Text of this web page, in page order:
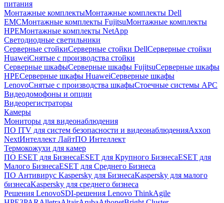
питания
Монтажные комплектыМонтажные комплекты Dell
EMCМонтажные комплекты FujitsuМонтажные комплекты
HPEМонтажные комплекты NetApp
Светодиодные светильники
Серверные стойкиСерверные стойки DellСерверные стойки
HuaweiСнятые с производства стойки
Серверные шкафыСерверные шкафы FujitsuСерверные шкафы
HPEСерверные шкафы HuaweiСерверные шкафы
LenovoСнятые с производства шкафыСтоечные системы APC
Видеодомофоны и опции
Видеорегистраторы
Камеры
Мониторы для видеонаблюдения
ПО ITV для систем безопасности и видеонаблюденияAxxon
NextИнтеллект ЛайтПО Интеллект
Термокожухи для камер
ПО ESET для БизнесаESET для Крупного БизнесаESET для
Малого БизнесаESET для Среднего Бизнеса
ПО Антивирус Kaspersky для БизнесаKaspersky для малого
бизнесаKaspersky для среднего бизнеса
Решения LenovoSDI-решения Lenovo ThinkAgile